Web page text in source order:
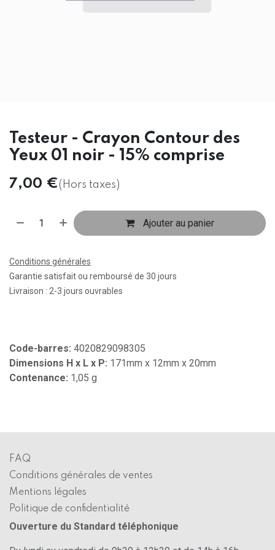
Testeur - Crayon Contour des
Yeux 01 noir - 15% comprise
7,00 €(Hors taxes)
Ajouter au panier
Conditions générales
Garantie satisfait ou remboursé de 30 jours
Livraison : 2-3 jours ouvrables
Code-barres: 4020829098305
Dimensions H x L x P: 171mm x 12mm x 20mm
Contenance: 1,05 g
FAQ
Conditions générales de ventes
Mentions légales
Politique de confidentialité
Ouverture du Standard téléphonique